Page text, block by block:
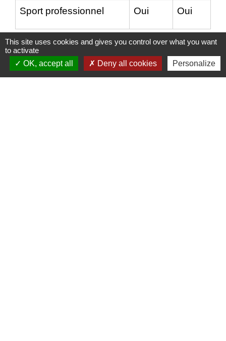
Sport professionnel Oui Oui
Textes de référence
This site uses cookies and gives you control over what you want
to activate
OK, accept all
Deny all cookies Personalize